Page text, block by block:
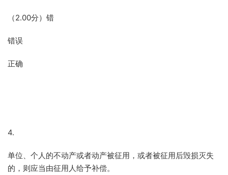
（2.00分）错
错误
正确
4.
单位、个人的不动产或者动产被征用，或者被征用后毁损灭失
的，则应当由征用人给予补偿。